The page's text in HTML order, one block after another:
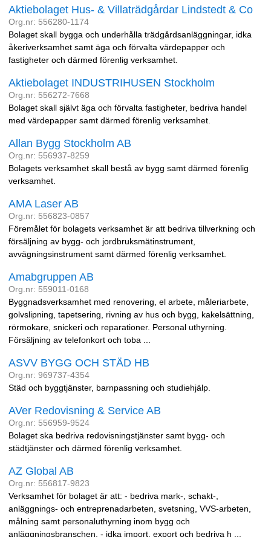
Aktiebolaget Hus- & Villaträdgårdar Lindstedt & Co
Org.nr: 556280-1174
Bolaget skall bygga och underhålla trädgårdsanläggningar, idka
åkeriverksamhet samt äga och förvalta värdepapper och
fastigheter och därmed förenlig verksamhet.
Aktiebolaget INDUSTRIHUSEN Stockholm
Org.nr: 556272-7668
Bolaget skall självt äga och förvalta fastigheter, bedriva handel
med värdepapper samt därmed förenlig verksamhet.
Allan Bygg Stockholm AB
Org.nr: 556937-8259
Bolagets verksamhet skall bestå av bygg samt därmed förenlig
verksamhet.
AMA Laser AB
Org.nr: 556823-0857
Föremålet för bolagets verksamhet är att bedriva tillverkning och
försäljning av bygg- och jordbruksmätinstrument,
avvägningsinstrument samt därmed förenlig verksamhet.
Amabgruppen AB
Org.nr: 559011-0168
Byggnadsverksamhet med renovering, el arbete, måleriarbete,
golvslipning, tapetsering, rivning av hus och bygg, kakelsättning,
rörmokare, snickeri och reparationer. Personal uthyrning.
Försäljning av telefonkort och toba ...
ASVV BYGG OCH STÄD HB
Org.nr: 969737-4354
Städ och byggtjänster, barnpassning och studiehjälp.
AVer Redovisning & Service AB
Org.nr: 556959-9524
Bolaget ska bedriva redovisningstjänster samt bygg- och
städtjänster och därmed förenlig verksamhet.
AZ Global AB
Org.nr: 556817-9823
Verksamhet för bolaget är att: - bedriva mark-, schakt-,
anläggnings- och entreprenadarbeten, svetsning, VVS-arbeten,
målning samt personaluthyrning inom bygg och
anläggningsbranschen, - idka import, export och bedriva h ...